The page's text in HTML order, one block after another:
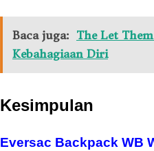
Baca juga: The Let
Kebahagiaan Diri
Kesimpulan
Eversac Backpack WB